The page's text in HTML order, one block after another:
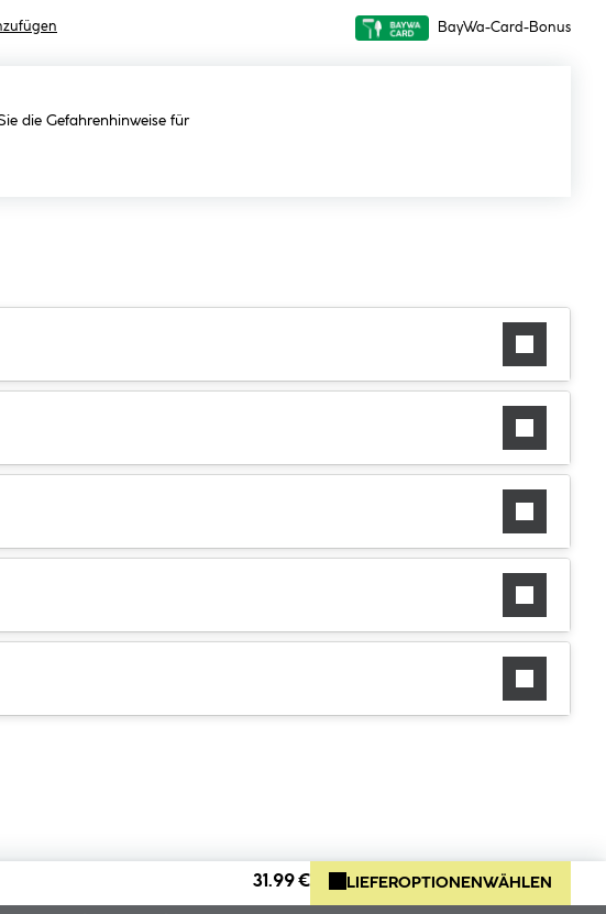
BayWa-Card-Bonus
die Gefahrenhinweise für
31.99 € LIEFEROPTIONEN WÄHLEN